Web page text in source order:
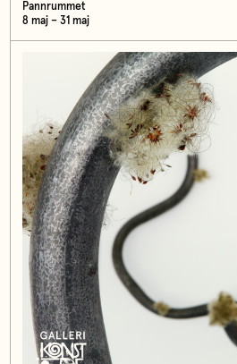
Pannrummet
8 maj – 31 maj